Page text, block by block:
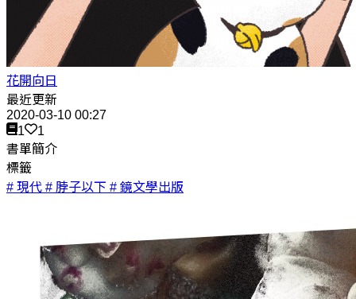
花開向日
最近更新
2020-03-10 00:27
1
1
書單簡介
標籤
# 現代 # 脖子以下 # 鏡文學出版